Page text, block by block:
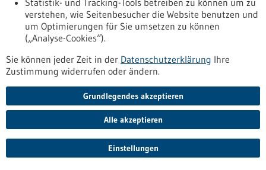
Mini-Proteine schalten Tumortreiber aus
Chordome sind seltene Knochentumoren, gegen die es
bislang keine Medikamente gibt. Ein Forschungsteam vom
DKFZ und vom NCT Heidelberg hat nun einen Ansatz
entwickelt: Maßgeschneiderte Miniproteine blockieren gezielt
bremsten sie das Wachstum von Chordomzellen im Labor
und in einem Mausmodell und legten zugleich weitere
Schwachstellen des Tumors offen, die sich mit Medikamenten
adressieren ließen.
https://www.gesundheitsindustrie-
bw.de/fachbeitrag/pm/seltene-knochentumoren-
Statistik- und Tracking-Tools betreiben zu können um zu
verstehen, wie Seitenbesucher die Website benutzen und
um Optimierungen für Sie umsetzen zu können
(„Analyse-Cookies“).
Sie können jeder Zeit in der Datenschutzerklärung Ihre
Zustimmung widerrufen oder ändern.
Grundlegendes akzeptieren
Alle akzeptieren
Einstellungen